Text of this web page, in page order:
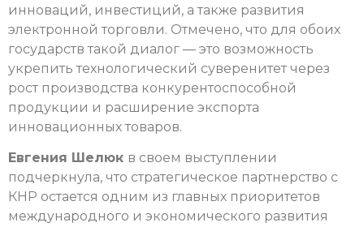
инноваций, инвестиций, а также развития
электронной торговли. Отмечено, что для обоих
государств такой диалог — это возможность
укрепить технологический суверенитет через
рост производства конкурентоспособной
продукции и расширение экспорта
инновационных товаров.
Евгения Шелюк в своем выступлении
подчеркнула, что стратегическое партнерство с
КНР остается одним из главных приоритетов
международного и экономического развития